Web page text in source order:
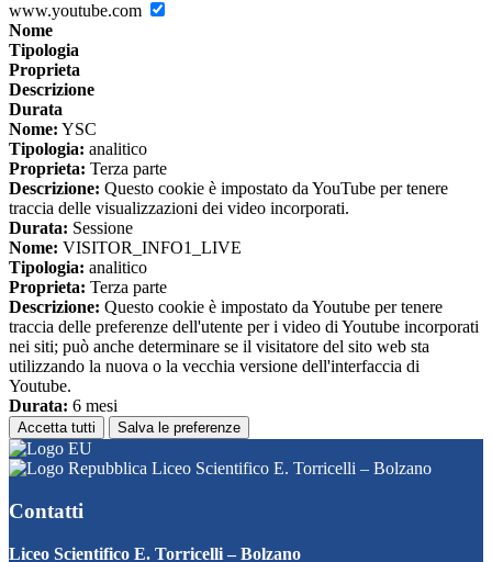
www.youtube.com
Nome
Tipologia
Proprieta
Descrizione
Durata
Nome: YSC
Tipologia: analitico
Proprieta: Terza parte
Descrizione: Questo cookie è impostato da YouTube per tenere
traccia delle visualizzazioni dei video incorporati.
Durata: Sessione
Nome: VISITOR_INFO1_LIVE
Tipologia: analitico
Proprieta: Terza parte
Descrizione: Questo cookie è impostato da Youtube per tenere
traccia delle preferenze dell'utente per i video di Youtube incorporati
nei siti; può anche determinare se il visitatore del sito web sta
utilizzando la nuova o la vecchia versione dell'interfaccia di
Youtube.
Durata: 6 mesi
Accetta tutti Salva le preferenze
Liceo Scientifico E. Torricelli – Bolzano
Contatti
Liceo Scientifico E. Torricelli – Bolzano